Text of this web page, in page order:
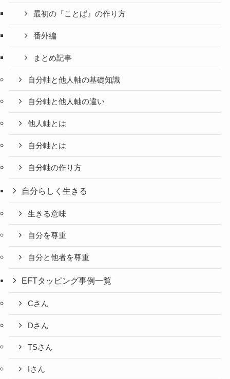
最初の『ことば』の作り方
番外編
まとめ記事
自分軸と他人軸の基礎知識
自分軸と他人軸の違い
他人軸とは
自分軸とは
自分軸の作り方
自分らしく生きる
生きる意味
自分を尊重
自分と他者を尊重
EFTタッピング事例一覧
Cさん
Dさん
TSさん
Iさん